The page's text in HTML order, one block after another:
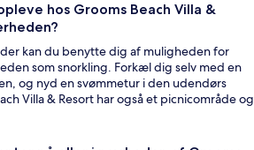
hos Grooms Beach Villa &
kan du benytte dig af muligheden for
som snorkling. Forkæl dig selv med en
og nyd en svømmetur i den udendørs
Villa & Resort har også et picnicområde og